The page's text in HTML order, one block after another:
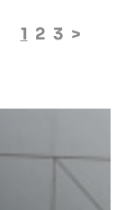
1 2 3 >